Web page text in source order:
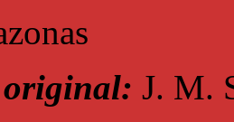
original: J. M.